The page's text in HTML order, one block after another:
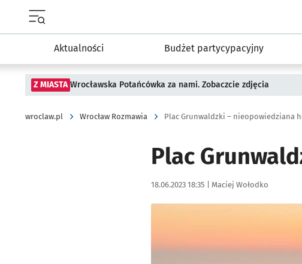
Aktualności Budżet partycypacyjny
Z MIASTA Wrocławska Potańcówka za nami. Zobaczcie zdjęcia
wroclaw.pl Wrocław Rozmawia Plac Grunwaldzki – nieopowiedziana
Plac
Data publikacji:
18.06.2023 18:35 | Autor:
Maciej Wołodko